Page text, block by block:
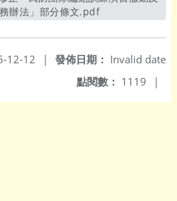
辦法」部分條文.pdf另開新視窗
發佈日期： Invalid date
12-12
|
點閱數： 1119 |